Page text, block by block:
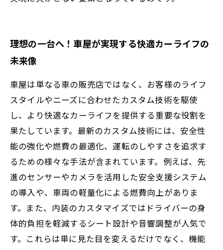
理想の一台へ！車屋が実現する快適カーライフの
未来像
車屋は単なる車の販売店ではなく、お客様のライフ
スタイルやニーズに合わせたカスタム技術を駆使
し、より快適なカーライフを提供する重要な役割を
果たしています。最新のカスタム技術には、安全性
能の強化や燃費の最適化、運転のしやすさを追求す
るための様々な手法が含まれています。例えば、先
進のセンサーやカメラを活用した安全支援システム
の導入や、車両の軽量化による燃費向上がありま
す。また、内装のカスタマイズではドライバーの身
体的負担を軽減するシート設計や音響調整が人気で
す。これらは単に見た目を変えるだけでなく、機能